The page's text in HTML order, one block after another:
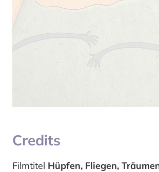
Credits
Filmtitel Hüpfen, Fliegen,